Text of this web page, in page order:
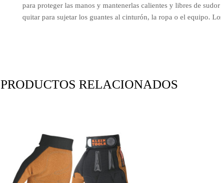
para proteger las manos y mantenerlas calientes y libres de
quitar para sujetar los guantes al cinturón, la ropa o el equipo.
PRODUCTOS RELACIONADOS